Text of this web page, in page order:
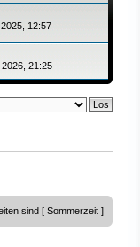
12:57
21:25
sind [ Sommerzeit ]